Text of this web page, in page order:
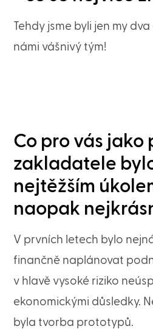
Tehdy jsme byli jen my
námi vášnivý tým!
Co pro vás jako
zakladatele
nejtěžším
naopak
V prvních letech bylo
finančně naplánovat
v hlavě vysoké riziko
ekonomickými důsledky.
byla tvorba prototypů.